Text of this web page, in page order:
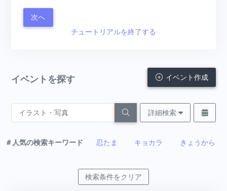
次へ
チュートリアルを終了する
イベントを探す イベント作成
詳細検索
＃人気の検索キーワード 忍たま キョカラ きょうから
検索条件をクリア